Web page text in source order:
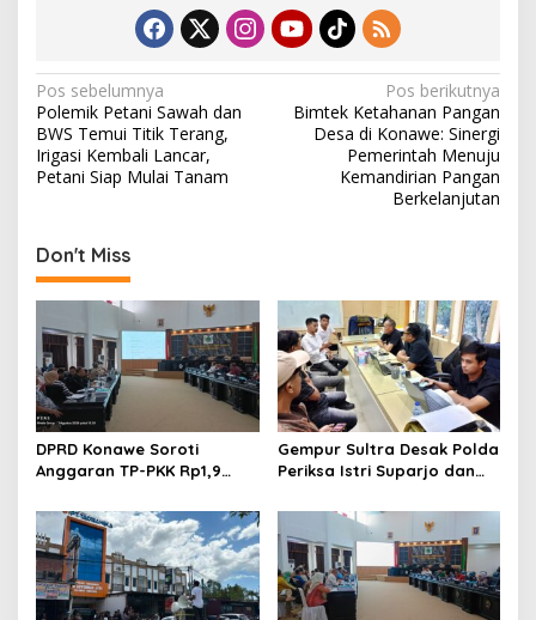
N
a
v
i
a
s
i
p
o
s
Pos sebelumnya
Polemik Petani Sawah dan
BWS Temui Titik Terang,
Irigasi Kembali Lancar,
Petani Siap Mulai Tanam
Pos berikutnya
Bimtek Ketahanan Pangan
Desa di Konawe: Sinergi
Pemerintah Menuju
Kemandirian Pangan
Berkelanjutan
Don't Miss
DPRD Konawe Soroti
Anggaran TP-PKK Rp1,9
untuk Perjalanan Dinas
Gempur Sultra Desak Polda
Periksa Istri Suparjo dan
Kasus Tambang Ilegal